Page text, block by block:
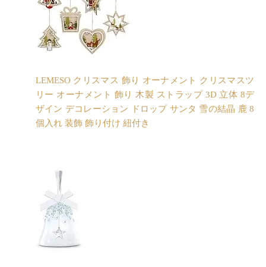
LEMESO クリスマス 飾り オーナメント クリスマスツ
リー オーナメント 飾り 木製 ストラップ 3D 立体 8デ
ザイン デコレーション ドロップ サンタ 雪の結晶 鹿 8
個入れ 装飾 飾り付け 紐付き